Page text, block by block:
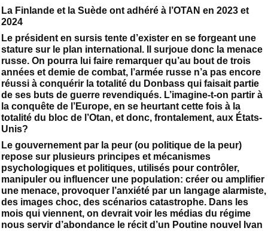
La Finlande et la Suède ont adhéré à l’OTAN en 2023 et
2024
Le président en sursis tente d’exister en se forgeant une
stature sur le plan international. Il surjoue donc la menace
russe. On pourra lui faire remarquer qu’au bout de trois
années et demie de combat, l’armée russe n’a pas encore
réussi à conquérir la totalité du Donbass qui faisait partie
de ses buts de guerre revendiqués. L’imagine-t-on partir à
la conquête de l’Europe, en se heurtant cette fois à la
totalité du bloc de l’Otan, et donc, frontalement, aux États-
Unis?
Le gouvernement par la peur (ou politique de la peur)
repose sur plusieurs principes et mécanismes
psychologiques et politiques, utilisés pour contrôler,
manipuler ou influencer une population: créer ou amplifier
une menace, provoquer l’anxiété par un langage alarmiste,
des images choc, des scénarios catastrophe. Dans les
mois qui viennent, on devrait voir les médias du régime
nous servir d’abondance le récit d’un Poutine nouvel Ivan